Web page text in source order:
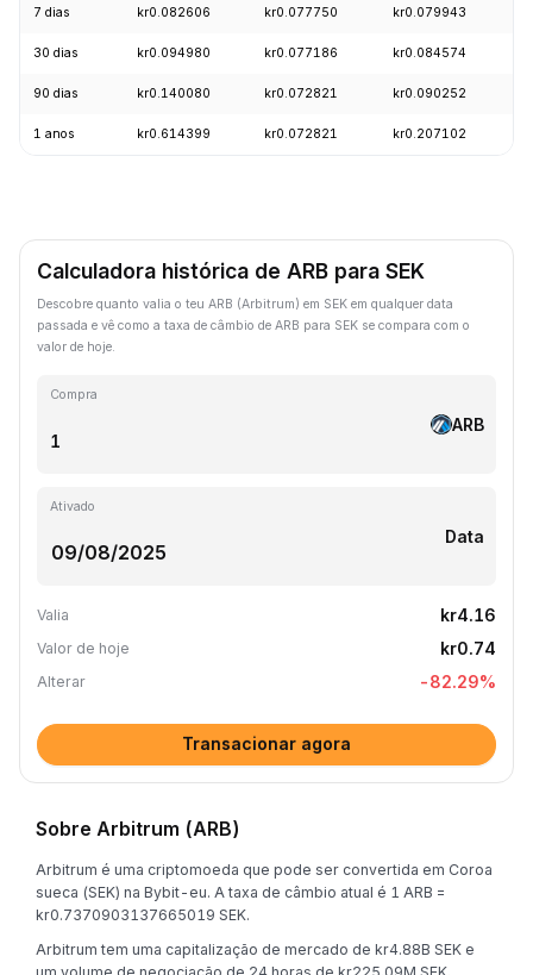
7 dias kr0.082606 kr0.077750 kr0.079943
30 dias kr0.094980 kr0.077186 kr0.084574
90 dias kr0.140080 kr0.072821 kr0.090252
1 anos kr0.614399 kr0.072821 kr0.207102
Calculadora histórica de ARB para SEK
Descobre quanto valia o teu ARB (Arbitrum) em SEK em qualquer data
passada e vê como a taxa de câmbio de ARB para SEK se compara com o
valor de hoje.
Compra
ARB
Ativado
Data
Valia kr4.16
Valor de hoje kr0.74
Alterar -82.29%
Transacionar agora
Sobre Arbitrum (ARB)
Arbitrum é uma criptomoeda que pode ser convertida em Coroa
sueca (SEK) na Bybit-eu. A taxa de câmbio atual é 1 ARB =
kr0.7370903137665019 SEK.
Arbitrum tem uma capitalização de mercado de kr4.88B SEK e